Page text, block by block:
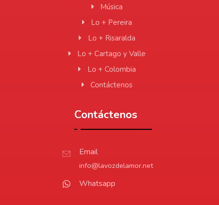
Música
Lo + Pereira
Lo + Risaralda
Lo + Cartago y Valle
Lo + Colombia
Contáctenos
Contáctenos
Email
info@lavozdelamor.net
Whatsapp